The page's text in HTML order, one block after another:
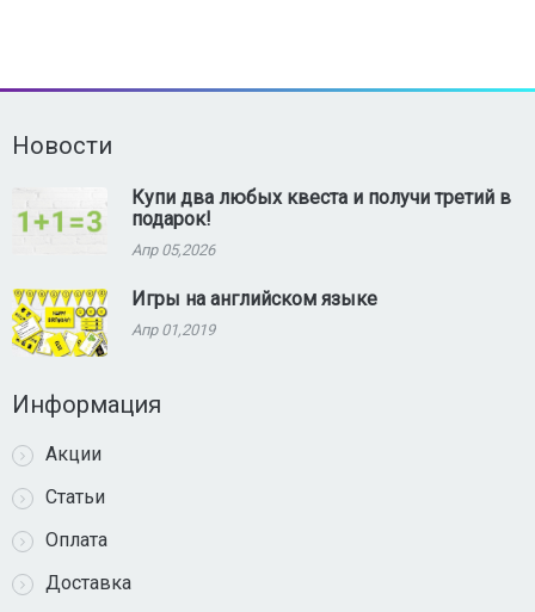
Новости
Купи два любых квеста и получи третий в
подарок!
Апр 05,2026
Игры на английском языке
Апр 01,2019
Информация
Акции
Статьи
Оплата
Доставка